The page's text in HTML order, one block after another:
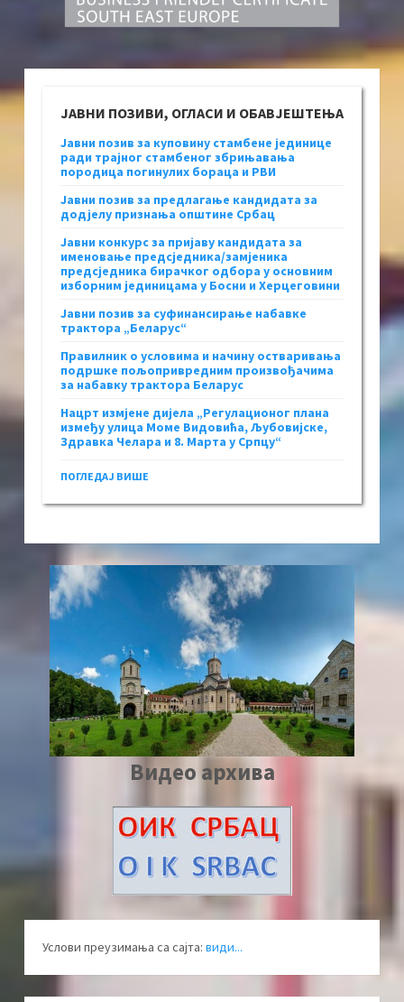
ЈАВНИ ПОЗИВИ, ОГЛАСИ И ОБАВЈЕШТЕЊА
Јавни позив за куповину стамбене јединице
ради трајног стамбеног збрињавања
породица погинулих бораца и РВИ
Јавни позив за предлагање кандидата за
додјелу признања општине Србац
Јавни конкурс за пријаву кандидата за
именовање предсједника/замјеника
предсједника бирачког одбора у основним
изборним јединицама у Босни и Херцеговини
Јавни позив за суфинансирање набавке
трактора „Беларус“
Правилник о условима и начину остваривања
подршке пољопривредним произвођачима
за набавку трактора Беларус
Нацрт измјене дијела „Регулационог плана
између улица Моме Видовића, Љубовијске,
Здравка Челара и 8. Марта у Српцу“
ПОГЛЕДАЈ ВИШЕ
Видео архива
Услови преузимања са сајта: види...